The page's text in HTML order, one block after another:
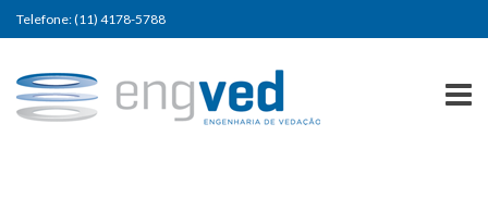
Telefone: (11) 4178-5788